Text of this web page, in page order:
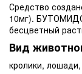
Средство
10мг).
бесцветный
Вид
кролики,